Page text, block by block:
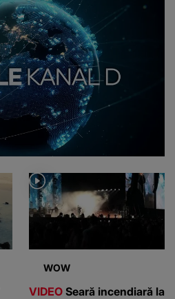
WOW
VIDEO Seară incendiară la